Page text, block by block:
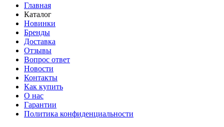
Главная
Каталог
Новинки
Бренды
Доставка
Отзывы
Вопрос ответ
Новости
Контакты
Как купить
О нас
Гарантии
Политика конфиденциальности